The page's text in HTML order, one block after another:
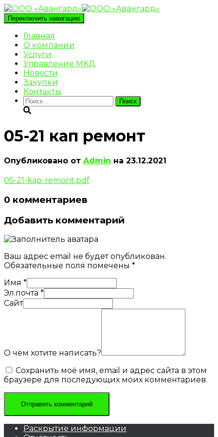
Переключить навигацию
Главная
О компании
Услуги
Управление МКД
Новости
Закупки
Контакты
Найти:
05-21 кап ремонт
Опубликовано от Admin на 23.12.2021
05-21-kap-remont.pdf
0 комментариев
Добавить комментарий
Ваш адрес email не будет опубликован.
Обязательные поля помечены *
Имя *
Эл.почта *
Сайт
О чём хотите написать?
Сохранить моё имя, email и адрес сайта в этом
браузере для последующих моих комментариев.
Раскрытие информации